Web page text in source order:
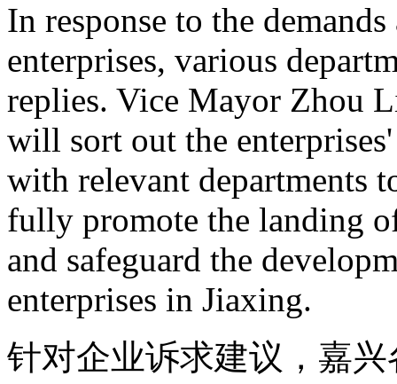
In response to the
enterprises, various
replies. Vice Mayor Zhou
will sort out the
with relevant departments
fully promote the landing
and safeguard the
enterprises in Jiaxing.
针对企业诉求建议，嘉